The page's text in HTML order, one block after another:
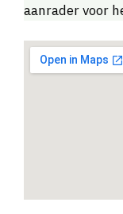
aanrader voor